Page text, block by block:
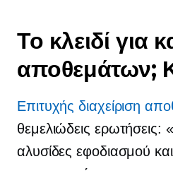
Το κλειδί για
αποθεμάτων;
Επιτυχής διαχείριση
θεμελιώδεις ερωτήσεις:
αλυσίδες εφοδιασμού